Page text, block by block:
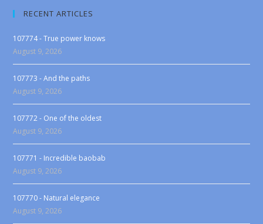
RECENT ARTICLES
107774 - True power knows
August 9, 2026
107773 - And the paths
August 9, 2026
107772 - One of the oldest
August 9, 2026
107771 - Incredible baobab
August 9, 2026
107770 - Natural elegance
August 9, 2026